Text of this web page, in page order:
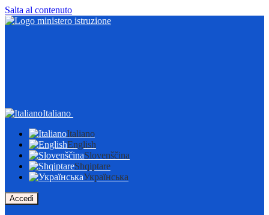
Salta al contenuto
Italiano
Italiano
English
Slovenščina
Shqiptare
Українська
Accedi